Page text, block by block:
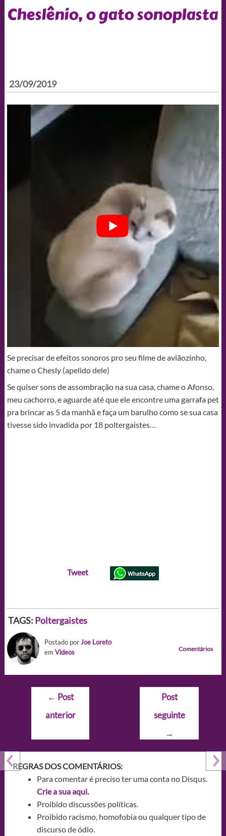
Cheslênio, o gato sonoplasta
23/09/2019
Se precisar de efeitos sonoros pro seu filme de aviãozinho,
chame o Chesly (apelido dele)
Se quiser sons de assombração na sua casa, chame o Afonso,
meu cachorro, e aguarde até que ele encontre uma garrafa pet
pra brincar as 5 da manhã e faça um barulho como se sua casa
tivesse sido invadida por 18 poltergaistes…
Tweet
TAGS: Poltergaistes
Postado porJoe Loreto
em Videos Comentários
Navegação
Post
← Post
anterior
Post
seguinte
→
REGRAS DOS COMENTÁRIOS:
Para comentar é preciso ter uma conta no Disqus.
Crie a sua aqui.
Proibido discussões políticas.
Proibido racismo, homofobia ou qualquer tipo de
discurso de ódio.